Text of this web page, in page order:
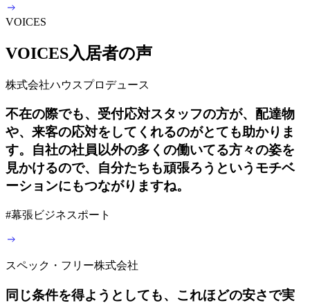
VOICES
VOICES入居者の声
株式会社ハウスプロデュース
不在の際でも、受付応対スタッフの方が、配達物
や、来客の応対をしてくれるのがとても助かりま
す。自社の社員以外の多くの働いてる方々の姿を
見かけるので、自分たちも頑張ろうというモチベ
ーションにもつながりますね。
#幕張ビジネスポート
スペック・フリー株式会社
同じ条件を得ようとしても、これほどの安さで実